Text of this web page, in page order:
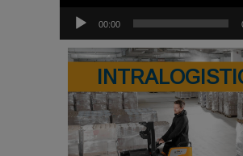
00:00